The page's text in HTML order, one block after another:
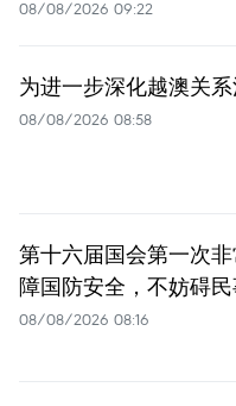
08/08/2026 09:22
为进一步深化越澳关
08/08/2026 08:58
第十六届国会第一次
障国防安全，不妨碍
08/08/2026 08:16